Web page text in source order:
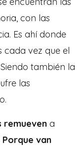
con las
Es ahí donde
cada vez que el
también la
las
remueven a
Porque van